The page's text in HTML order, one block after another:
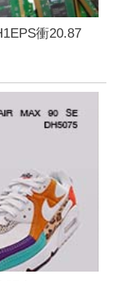
衝20.87